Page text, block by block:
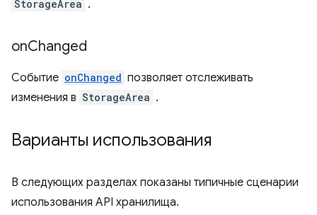
StorageArea .
onChanged
Событие onChanged позволяет отслеживать
изменения в StorageArea .
Варианты использования
В следующих разделах показаны типичные сценарии
использования API хранилища.